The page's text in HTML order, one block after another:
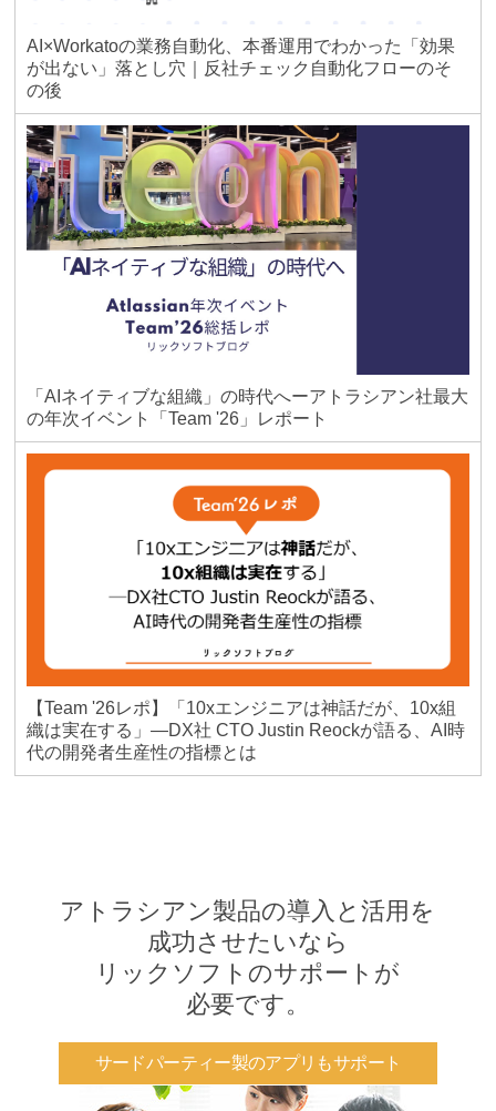
AI×Workatoの業務自動化、本番運用でわかった「効果
が出ない」落とし穴｜反社チェック自動化フローのそ
の後
「AIネイティブな組織」の時代へーアトラシアン社最大
の年次イベント「Team '26」レポート
【Team '26レポ】「10xエンジニアは神話だが、10x組
織は実在する」―DX社 CTO Justin Reockが語る、AI時
代の開発者生産性の指標とは
アトラシアン製品の導入と活用を
成功させたいなら
リックソフトのサポートが
必要です。
サードパーティー製のアプリもサポート